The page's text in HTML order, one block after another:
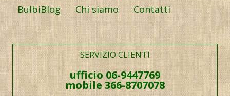
BulbiBlog
Chi siamo Contatti
SERVIZIO CLIENTI
ufficio 06-9447769
mobile 366-8707078